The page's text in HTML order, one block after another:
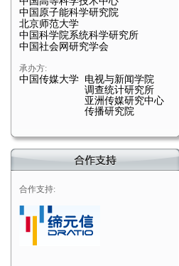
中国原子能科学研究院
北京师范大学
中国科学院系统科学研究所
中国社会网研究学会
承办方:
中国传媒大学 电视与新闻学院
调查统计研究所
亚洲传媒研究中心
传播研究院
合作支持: